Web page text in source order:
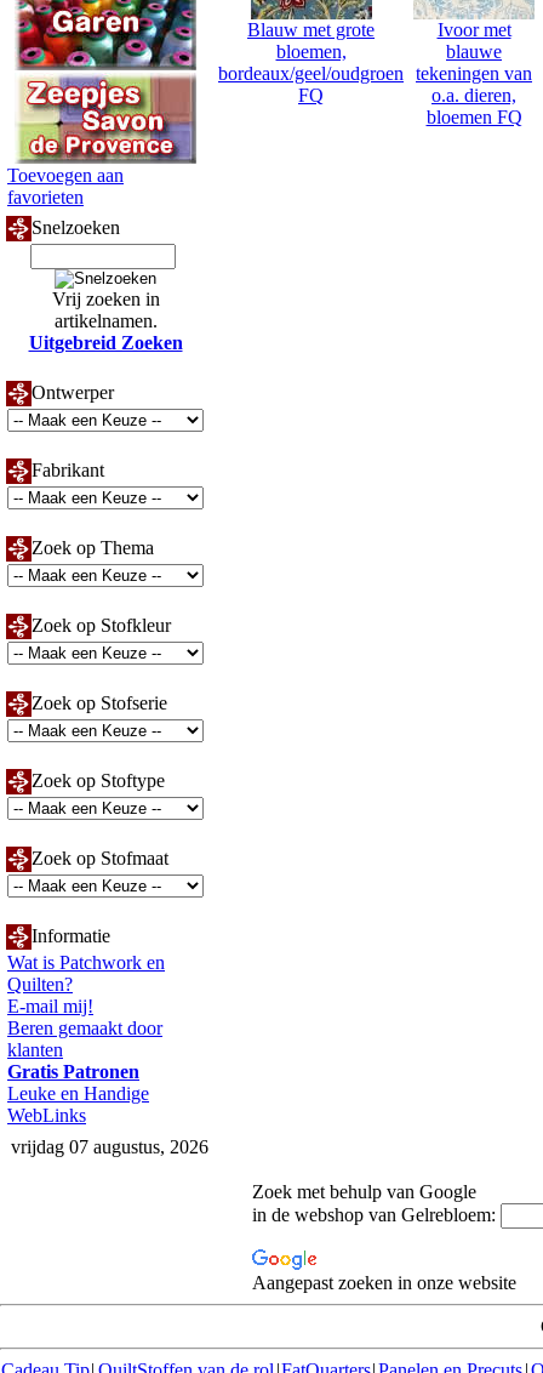
Toevoegen aan
favorieten
Snelzoeken
Vrij zoeken in
artikelnamen.
Uitgebreid Zoeken
Ontwerper
Fabrikant
Zoek op Thema
Zoek op Stofkleur
Zoek op Stofserie
Zoek op Stoftype
Zoek op Stofmaat
Informatie
Wat is Patchwork en
Quilten?
E-mail mij!
Beren gemaakt door
klanten
Gratis Patronen
Leuke en Handige
WebLinks
Blauw met grote
bloemen,
bordeaux/geel/oudgroen
FQ
Ivoor met
blauwe
tekeningen van
o.a. dieren,
bloemen FQ
vrijdag 07 augustus, 2026
Zoek met behulp van Google
in de webshop van Gelrebloem:
Aangepast zoeken in onze website